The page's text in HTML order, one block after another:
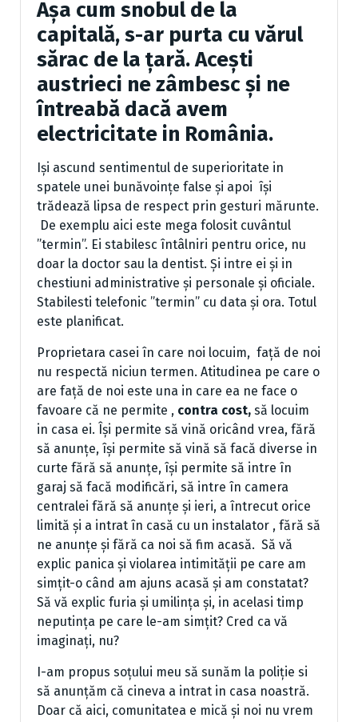
Așa cum snobul de la
capitală, s-ar purta cu vărul
sărac de la țară. Acești
austrieci ne zâmbesc și ne
întreabă dacă avem
electricitate in România.
Iși ascund sentimentul de superioritate in
spatele unei bunăvoințe false și apoi își
trădează lipsa de respect prin gesturi mărunte.
De exemplu aici este mega folosit cuvântul
”termin”. Ei stabilesc întâlniri pentru orice, nu
doar la doctor sau la dentist. Și intre ei și in
chestiuni administrative și personale și oficiale.
Stabilesti telefonic ”termin” cu data și ora. Totul
este planificat.
Proprietara casei în care noi locuim, față de noi
nu respectă niciun termen. Atitudinea pe care o
are față de noi este una in care ea ne face o
favoare că ne permite , contra cost, să locuim
in casa ei. Își permite să vină oricând vrea, fără
să anunțe, își permite să vină să facă diverse in
curte fără să anunțe, își permite să intre în
garaj să facă modificări, să intre în camera
centralei fără să anunțe și ieri, a întrecut orice
limită și a intrat în casă cu un instalator , fără să
ne anunțe și fără ca noi să fim acasă. Să vă
explic panica și violarea intimității pe care am
simțit-o când am ajuns acasă și am constatat?
Să vă explic furia și umilința și, in acelasi timp
neputința pe care le-am simțit? Cred ca vă
imaginați, nu?
I-am propus soțului meu să sunăm la poliție si
să anunțăm că cineva a intrat in casa noastră.
Doar că aici, comunitatea e mică și noi nu vrem